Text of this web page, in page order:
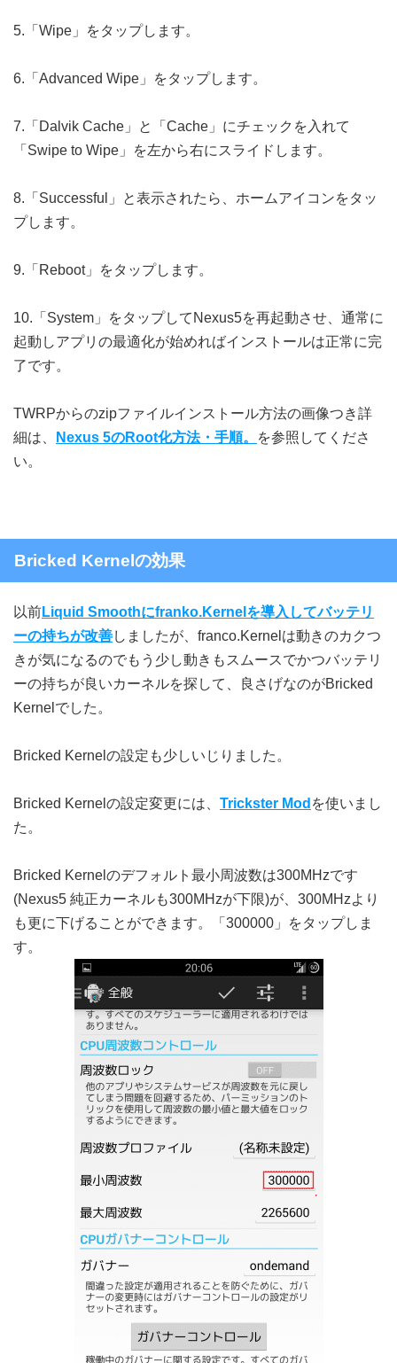
5.「Wipe」をタップします。
6.「Advanced Wipe」をタップします。
7.「Dalvik Cache」と「Cache」にチェックを入れて
「Swipe to Wipe」を左から右にスライドします。
8.「Successful」と表示されたら、ホームアイコンをタッ
プします。
9.「Reboot」をタップします。
10.「System」をタップしてNexus5を再起動させ、通常に
起動しアプリの最適化が始めればインストールは正常に完
了です。
TWRPからのzipファイルインストール方法の画像つき詳
細は、
Nexus 5のRoot化方法・手順。
を参照してくださ
い。
Bricked Kernelの効果
以前Liquid Smoothにfranko.Kernelを導入してバッテリ
ーの持ちが改善しましたが、franco.Kernelは動きのカクつ
きが気になるのでもう少し動きもスムースでかつバッテリ
ーの持ちが良いカーネルを探して、良さげなのがBricked
Kernelでした。
Bricked Kernelの設定も少しいじりました。
Bricked Kernelの設定変更には、 Trickster Mod を使いまし
た。
Bricked Kernelのデフォルト最小周波数は300MHzです
(Nexus5 純正カーネルも300MHzが下限)が、300MHzより
も更に下げることができます。「300000」をタップしま
す。